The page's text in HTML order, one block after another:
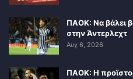
ΠΑΟΚ: Να βάλει
στην Άντερλεχτ
Αυγ 6, 2026
ΠΑΟΚ: Η